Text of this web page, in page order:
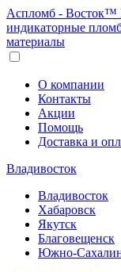
Аспломб - Восток™
индикаторные
материалы
О компании
Контакты
Акции
Помощь
Доставка и
Владивосток
Владивосток
Хабаровск
Якутск
Благовещенск
Южно-